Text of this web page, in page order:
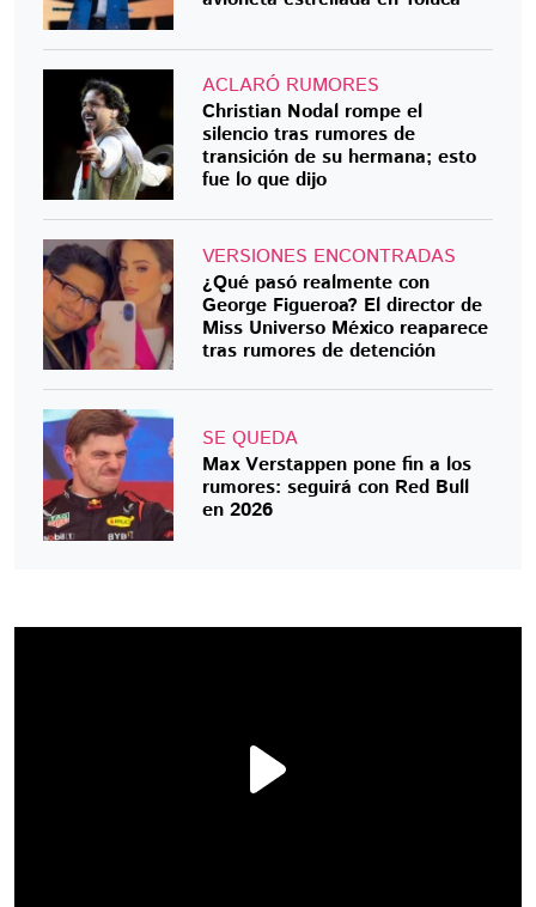
ACLARÓ RUMORES
Christian Nodal rompe el
silencio tras rumores de
transición de su hermana; esto
fue lo que dijo
VERSIONES ENCONTRADAS
¿Qué pasó realmente con
George Figueroa? El director de
Miss Universo México reaparece
tras rumores de detención
SE QUEDA
Max Verstappen pone fin a los
rumores: seguirá con Red Bull
en 2026